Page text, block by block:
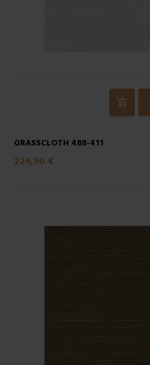
GRASSCLOTH 488-411
229,90 €